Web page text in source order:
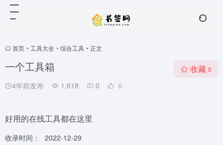
首页 • 工具大全 • 综合工具 • 正文
一个工具箱
4年前发布 1,618 0 0
收藏 0
好用的在线工具都在这里
收录时间：
2022-12-29